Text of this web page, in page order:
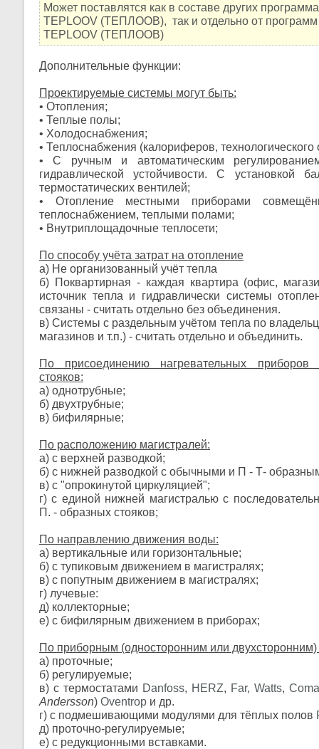
Может поставлятся как в составе других
TEPLOOV (ТЕПЛООВ), так и отдельно от программ
TEPLOOV (ТЕПЛООВ)
Дополнительные функции:
Проектируемые системы могут быть:
• Отопления;
• Теплые полы;
• Холодоснабжения;
• Теплоснабжения (калориферов, технологического
• С ручным и автоматическим
гидравлической устойчивости. С установкой
термостатических вентилей;
• Отопление местными приборами
теплоснабжением, теплыми полами;
• Внутриплощадочные теплосети;
По способу учёта затрат на отопление
а) Не организованный учёт тепла
б) Поквартирная - каждая квартира (офис,
источник тепла и гидравлически системы
связаны - считать отдельно без объединения.
в) Системы с раздельным учётом тепла по
магазинов и т.п.) - считать отдельно и объединить.
По присоединению нагревательных
стояков:
а) однотрубные;
б) двухтрубные;
в) бифилярные;
По расположению магистралей:
а) с верхней разводкой;
б) с нижней разводкой с обычными и П - Т-
в) с "опрокинутой циркуляцией";
г) с единой нижней магистралью с
П. - образных стояков;
По направлению движения воды:
а) вертикальные или горизонтальные;
б) с тупиковым движением в магистралях;
в) с попутным движением в магистралях;
г) лучевые:
д) коллекторные;
е) с бифилярным движением в приборах;
По приборным (односторонним или двухсторонним)
а) проточные;
б) регулируемые;
в) с термостатами Danfoss, HERZ, Far, Watts,
Andersson) Oventrop и др.
г) с подмешивающими модулями для тёплых полов
д) проточно-регулируемые;
е) с редукционными вставками.